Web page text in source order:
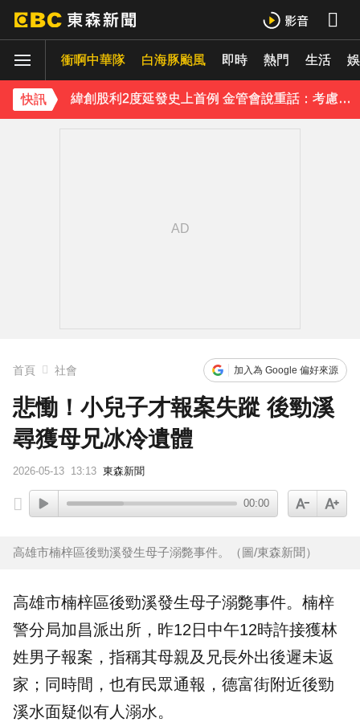
衝啊中華隊 白海豚颱風 即時 熱門 生活
快訊
防空演習登場！高雄街頭瞬間淨空 直擊畫面曝光
緯創股利2度延發史上首例 金管會說重話：考慮收回股務自辦
行政院院區一早停電 原因找到了
首頁 社會 加入為 Google 偏好來源
悲慟！小兒子才報案失蹤 後勁溪
尋獲母兄冰冷遺體
2026-05-13 13:13 東森新聞
00:00
高雄市楠梓區後勁溪發生母子溺斃事件。（圖/東森新聞）
高雄市楠梓區後勁溪發生母子溺斃事件。楠梓
警分局加昌派出所，昨12日中午12時許接獲林
姓男子報案 ，指稱其母親及兄長外出後遲未返
家；同時間，也有民眾通報，德富街附近後勁
溪水面疑似有人溺水。